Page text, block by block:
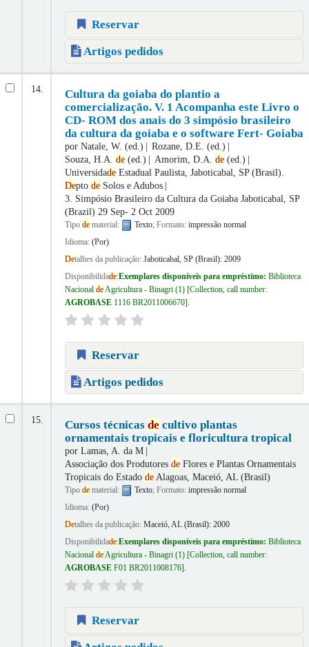
Reservar
Artigos pedidos
14.
Cultura da goiaba do plantio a
comercialização. V. 1 Acompanha este Livro o
CD- ROM dos anais do 3 simpósio brasileiro
da cultura da goiaba e o software Fert- Goiaba
por Natale, W. (ed.)
Rozane, D.E. (ed.)
Souza, H.A. de(ed.) Amorim, D.A.de (ed.)
UniversidadeEstadual Paulista, Jaboticabal, SP (Brasil).
Depto deSolos e Adubos
3. Simpósio Brasileiro da Cultura da GoiabaJaboticabal, SP
(Brazil) 29 Sep- 2 Oct 2009
Tipo dematerial: Texto; Formato: impressão normal
Idioma: (Por)
Detalhes da publicação: Jaboticabal, SP (Brasil): 2009
Disponibilidade:Exemplares disponíveis para empréstimo: Biblioteca
Nacional deAgricultura - Binagri(1) Collection, call number:
AGROBASE 1116 BR2011006670 .
Reservar
Artigos pedidos
15. Cursos técnicas de cultivo plantas
ornamentais tropicais e floricultura tropical
por Lamas, A. da M
Associação dos Produtores deFlores e Plantas Ornamentais
Tropicais do Estado deAlagoas, Maceió, AL (Brasil)
Tipo dematerial: Texto; Formato: impressão normal
Idioma: (Por)
Detalhes da publicação: Maceió, AL (Brasil): 2000
Disponibilidade:Exemplares disponíveis para empréstimo: Biblioteca
Nacional deAgricultura - Binagri(1) Collection, call number:
AGROBASE F01 BR2011008176 .
Reservar